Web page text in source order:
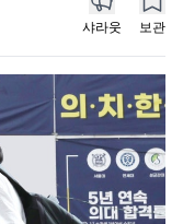
샤라웃 보관